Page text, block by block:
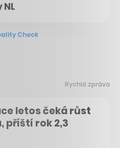
Check
Rychlá zpráva
letos čeká růst
příští rok 2,3